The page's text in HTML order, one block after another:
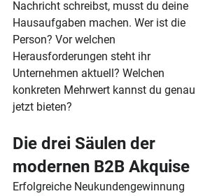
Nachricht schreibst, musst du deine
Hausaufgaben machen. Wer ist die
Person? Vor welchen
Herausforderungen steht ihr
Unternehmen aktuell? Welchen
konkreten Mehrwert kannst du genau
jetzt bieten?
Die drei Säulen der
modernen B2B Akquise
Erfolgreiche Neukundengewinnung